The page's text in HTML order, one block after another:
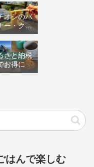
オシのバ
ー・クッ
これ！
さと納税
お得に
はんで楽しむ